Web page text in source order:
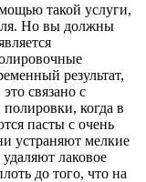
такой услуги,
Но вы должны
результат,
связано с
когда в
пасты с очень
устраняют мелкие
лаковое
до того, что на